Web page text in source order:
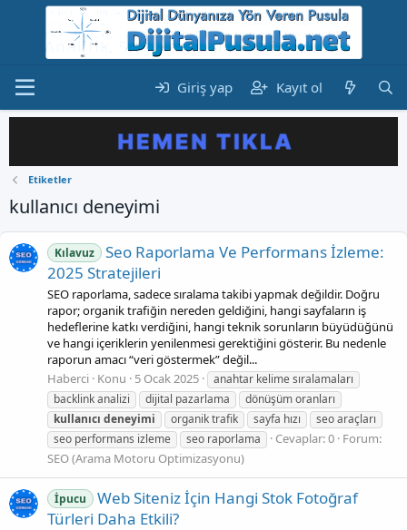
Giriş yap Kayıt ol
Etiketler
kullanıcı deneyimi
Kılavuz
Seo Raporlama Ve Performans İzleme:
2025 Stratejileri
SEO raporlama, sadece sıralama takibi yapmak değildir. Doğru
rapor; organik trafiğin nereden geldiğini, hangi sayfaların iş
hedeflerine katkı verdiğini, hangi teknik sorunların büyüdüğünü
ve hangi içeriklerin yenilenmesi gerektiğini gösterir. Bu nedenle
raporun amacı “veri göstermek” değil...
Haberci Konu 5 Ocak 2025
anahtar kelime sıralamaları
backlink analizi
dijital pazarlama
dönüşüm oranları
kullanıcı deneyimi organik trafik sayfa hızı
seo araçları
seo performans izleme
seo raporlama Cevaplar: 0 Forum:
SEO (Arama Motoru Optimizasyonu)
İpucu
Web Siteniz İçin Hangi Stok Fotoğraf
Türleri Daha Etkili?